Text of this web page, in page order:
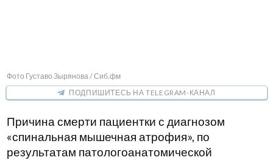
Фото Густаво Зырянова / Сиб.фм
ПОДПИШИТЕСЬ НА TELEGRAM-КАНАЛ
Причина смерти пациентки с диагнозом
«спинальная мышечная атрофия», по
результатам патологоанатомической